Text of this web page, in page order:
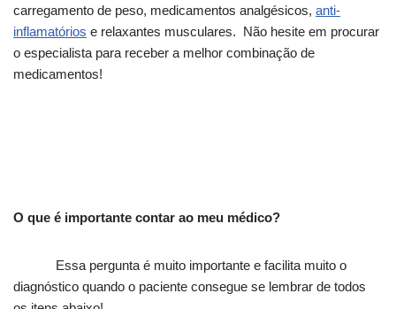
carregamento de peso, medicamentos analgésicos, anti-
inflamatórios e relaxantes musculares. Não hesite em procurar
o especialista para receber a melhor combinação de
medicamentos!
O que é importante contar ao meu médico?
Essa pergunta é muito importante e facilita muito o
diagnóstico quando o paciente consegue se lembrar de todos